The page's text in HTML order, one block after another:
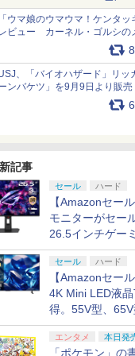
ウマ娘のウマウマ！ケンタッ
ビュー カーネル・ゴルシの
ッケージや描き下ろしトレカ
、「バイオハザード」リッ
ンバケツ」を9月9日より販
み。味は恐怖を堪のう「味噌
記事
セール ハード
【Amazonセー
モニターがセー
26.5インチゲー
ー「ROG Strix
XG27ACDMS」
お買い得
セール ハード
【Amazonセー
4K Mini LED液
得。55V型、65V
の2026年モデル
ップ
エンタメ 本日発
「ポケモン」の